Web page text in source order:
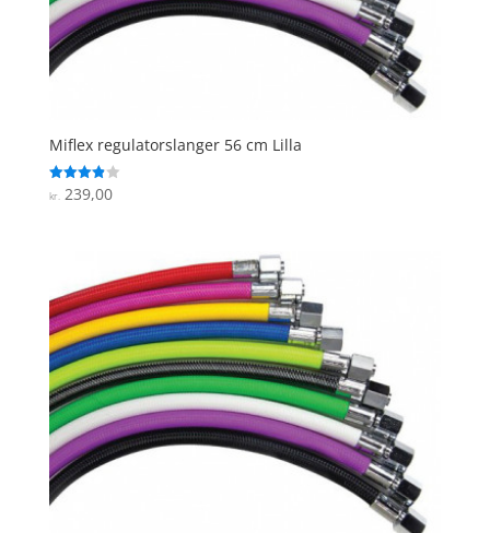
Miflex regulatorslanger 56 cm Lilla
Vurderet
3.9
kr.239,00